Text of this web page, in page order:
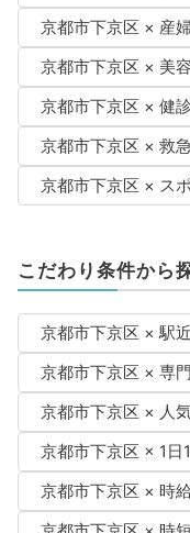
京都市下京区 × 産
京都市下京区 × 美
京都市下京区 × 健
京都市下京区 × 救
京都市下京区 × ス
こだわり条件から
京都市下京区 × 駅
京都市下京区 × 専
京都市下京区 × 人
京都市下京区 × 1日
京都市下京区 × 時